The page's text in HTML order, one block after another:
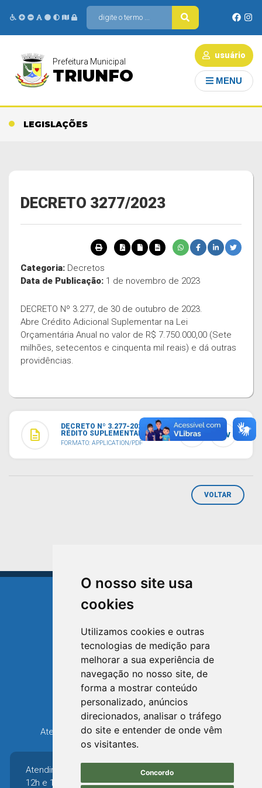
O nosso site usa
cookies
Utilizamos cookies e outras
tecnologias de medição para
melhorar a sua experiência de
navegação no nosso site, de
forma a mostrar conteúdo
personalizado, anúncios
direcionados, analisar o tráfego
do site e entender de onde vêm
os visitantes.
Concordo
usuário
Prefeitura Municipal
TRIUNFO MENU
LEGISLAÇÕES
DECRETO 3277/2023
Categoria: Decretos
Data de Publicação: 1 de novembro de 2023
DECRETO Nº 3.277, de 30 de outubro de 2023.
Abre Crédito Adicional Suplementar na Lei
Orçamentária Anual no valor de R$ 7.750.000,00 (Sete
milhões, setecentos e cinquenta mil reais) e dá outras
providências.
description
DECRETO Nº 3.277-2023 - C
RÉDITO SUPLEMENTAR.PDF
FORMATO: APPLICATION/PDF
TXT CSV
VOLTAR
TRIUNFO
RIO GRANDE DO SUL
Avenida XV de Novembro, 15
Bairro Centro - Triunfo/RS
Telefone: (51) 3654-6308
Atendimento: 8h30 até 12h e 13h30 até 16h36
Atendimento: 8h30 até
12h e 13h30 até 16h36